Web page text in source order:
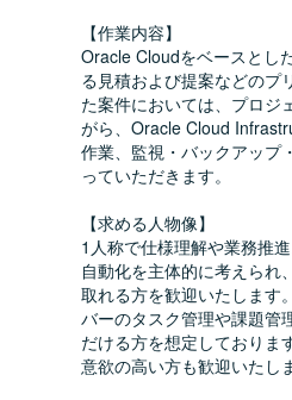
【作業内容】
Oracle Cloudをベースとし
る見積および提案などのプ
た案件においては、プロジ
がら、Oracle Cloud
作業、監視・バックアップ
っていただきます。
【求める人物像】
1人称で仕様理解や業務推
自動化を主体的に考えられ
取れる方を歓迎いたします
バーのタスク管理や課題管
だける方を想定しておりま
意欲の高い方も歓迎いたし